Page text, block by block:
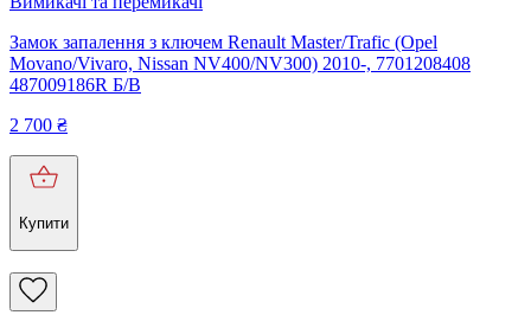
Замок запалення з ключем Renault Master/Trafic (Opel
Movano/Vivaro, Nissan NV400/NV300) 2010-, 7701208408
487009186R Б/В
2 700 ₴
Купити